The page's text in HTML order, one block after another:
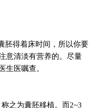
胚得着床时间，所以你要
意清淡有营养的。尽量
生医嘱查。
之为囊胚移植。而2~3